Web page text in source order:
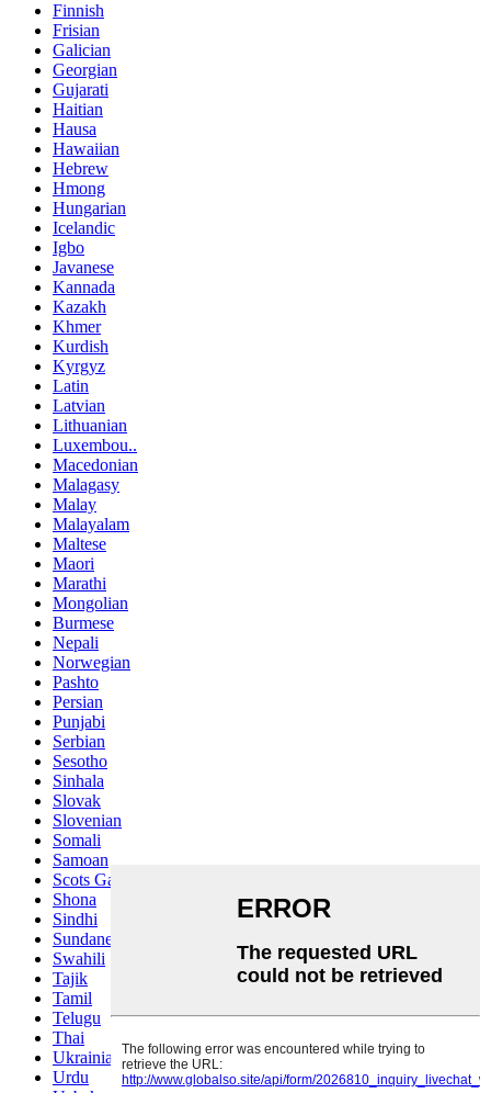
Finnish
Frisian
Galician
Georgian
Gujarati
Haitian
Hausa
Hawaiian
Hebrew
Hmong
Hungarian
Icelandic
Igbo
Javanese
Kannada
Kazakh
Khmer
Kurdish
Kyrgyz
Latin
Latvian
Lithuanian
Luxembou..
Macedonian
Malagasy
Malay
Malayalam
Maltese
Maori
Marathi
Mongolian
Burmese
Nepali
Norwegian
Pashto
Persian
Punjabi
Serbian
Sesotho
Sinhala
Slovak
Slovenian
Somali
Samoan
Scots Gaelic
Shona
Sindhi
Sundanese
Swahili
Tajik
Tamil
Telugu
Thai
Ukrainian
Urdu